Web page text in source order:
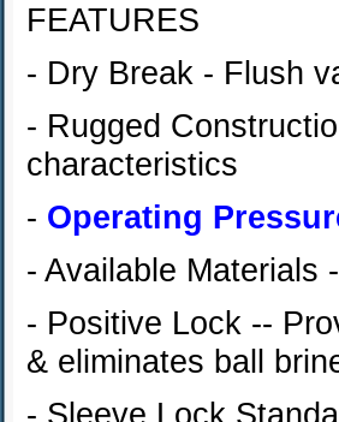
FEATURES
- Dry Break - Flush
- Rugged
characteristics
- Operating
- Available Materials
- Positive Lock --
& eliminates ball
- Sleeve Lock